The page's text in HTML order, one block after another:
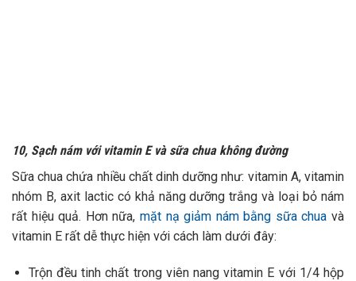
10, Sạch nám với vitamin E và sữa chua không đường
Sữa chua chứa nhiều chất dinh dưỡng như: vitamin A, vitamin
nhóm B, axit lactic có khả năng dưỡng trắng và loại bỏ nám
rất hiệu quả. Hơn nữa, mặt nạ giảm nám bằng sữa chua và
vitamin E rất dễ thực hiện với cách làm dưới đây:
Trộn đều tinh chất trong viên nang vitamin E với 1/4 hộp